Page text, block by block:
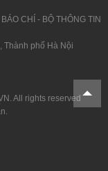
CHÍ - BỘ THÔNG TIN
Thành phố Hà Nội
All rights reserved